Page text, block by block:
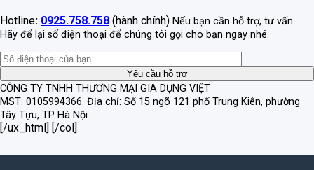
Hotline: 0925.758.758 (hành chính) Nếu bạn cần hỗ trợ, tư vấn...
Hãy để lại số điện thoại để chúng tôi gọi cho bạn ngay nhé.
CÔNG TY TNHH THƯƠNG MẠI GIA DỤNG VIỆT
MST: 0105994366. Địa chỉ: Số 15 ngõ 121 phố Trung Kiên, phường
Tây Tựu, TP Hà Nội
[/ux_html] [/col]